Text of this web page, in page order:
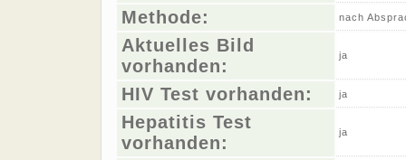
Methode:
nach
Aktuelles Bild
vorhanden:
ja
HIV Test vorhanden: ja
Hepatitis Test
vorhanden:
ja